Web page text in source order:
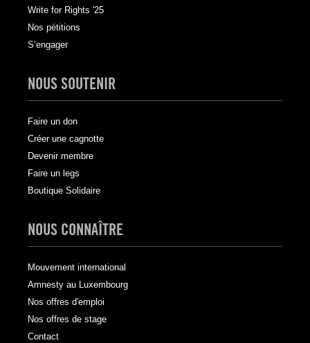
Write for Rights '25
Nos pétitions
S’engager
NOUS SOUTENIR
Faire un don
Créer une cagnotte
Devenir membre
Faire un legs
Boutique Solidaire
NOUS CONNAÎTRE
Mouvement international
Amnesty au Luxembourg
Nos offres d'emploi
Nos offres de stage
Contact